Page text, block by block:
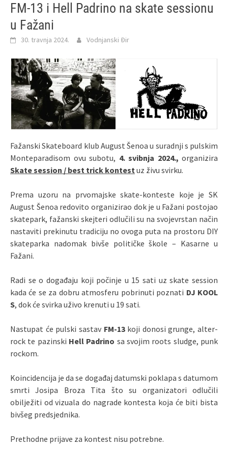
FM-13 i Hell Padrino na skate sessionu
u Fažani
30. travnja 2024. Vodnjanski Đir
Fažanski Skateboard klub August Šenoa u suradnji s pulskim
Monteparadisom ovu subotu, 4. svibnja 2024., organizira
Skate session / best trick kontest uz živu svirku.
Prema uzoru na prvomajske skate-konteste koje je SK
August Šenoa redovito organizirao dok je u Fažani postojao
skatepark, fažanski skejteri odlučili su na svojevrstan način
nastaviti prekinutu tradiciju no ovoga puta na prostoru DIY
skateparka nadomak bivše političke škole – Kasarne u
Fažani.
Radi se o događaju koji počinje u 15 sati uz skate session
kada će se za dobru atmosferu pobrinuti poznati DJ KOOL
S, dok će svirka uživo krenuti u 19 sati.
Nastupat će pulski sastav FM-13koji donosi grunge, alter-
rock te pazinski Hell Padrino sa svojim roots sludge, punk
rockom.
Koincidencija je da se događaj datumski poklapa s datumom
smrti Josipa Broza Tita što su organizatori odlučili
obilježiti od vizuala do nagrade kontesta koja će biti bista
bivšeg predsjednika.
Prethodne prijave za kontest nisu potrebne.